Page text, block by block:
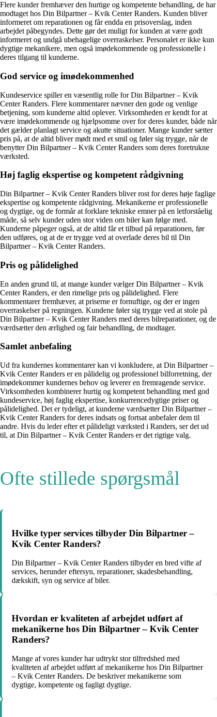
Flere kunder fremhæver den hurtige og kompetente behandling, de har
modtaget hos Din Bilpartner – Kvik Center Randers. Kunden bliver
informeret om reparationen og får endda en prisoverslag, inden
arbejdet påbegyndes. Dette gør det muligt for kunden at være godt
informeret og undgå ubehagelige overraskelser. Personalet er ikke kun
dygtige mekanikere, men også imødekommende og professionelle i
deres tilgang til kunderne.
God service og imødekommenhed
Kundeservice spiller en væsentlig rolle for Din Bilpartner – Kvik
Center Randers. Flere kommentarer nævner den gode og venlige
betjening, som kunderne altid oplever. Virksomheden er kendt for at
være imødekommende og hjælpsomme over for deres kunder, både når
det gælder planlagt service og akutte situationer. Mange kunder sætter
pris på, at de altid bliver mødt med et smil og føler sig trygge, når de
benytter Din Bilpartner – Kvik Center Randers som deres foretrukne
værksted.
Høj faglig ekspertise og kompetent rådgivning
Din Bilpartner – Kvik Center Randers bliver rost for deres høje faglige
ekspertise og kompetente rådgivning. Mekanikerne er professionelle
og dygtige, og de formår at forklare tekniske emner på en letforståelig
måde, så selv kunder uden stor viden om biler kan følge med.
Kunderne påpeger også, at de altid får et tilbud på reparationen, før
den udføres, og at de er trygge ved at overlade deres bil til Din
Bilpartner – Kvik Center Randers.
Pris og pålidelighed
En anden grund til, at mange kunder vælger Din Bilpartner – Kvik
Center Randers, er den rimelige pris og pålidelighed. Flere
kommentarer fremhæver, at priserne er fornuftige, og der er ingen
overraskelser på regningen. Kundene føler sig trygge ved at stole på
Din Bilpartner – Kvik Center Randers med deres bilreparationer, og de
værdsætter den ærlighed og fair behandling, de modtager.
Samlet anbefaling
Ud fra kundernes kommentarer kan vi konkludere, at Din Bilpartner –
Kvik Center Randers er en pålidelig og professionel bilforretning, der
imødekommer kundernes behov og leverer en fremragende service.
Virksomheden kombinerer hurtig og kompetent behandling med god
kundeservice, høj faglig ekspertise, konkurrencedygtige priser og
pålidelighed. Det er tydeligt, at kunderne værdsætter Din Bilpartner –
Kvik Center Randers for deres indsats og fortsat anbefaler dem til
andre. Hvis du leder efter et pålideligt værksted i Randers, ser det ud
til, at Din Bilpartner – Kvik Center Randers er det rigtige valg.
Ofte stillede spørgsmål
Hvilke typer services tilbyder Din Bilpartner –
Kvik Center Randers?
Din Bilpartner – Kvik Center Randers tilbyder en bred vifte af
services, herunder eftersyn, reparationer, skadesbehandling,
dækskift, syn og service af biler.
Hvordan er kvaliteten af arbejdet udført af
mekanikerne hos Din Bilpartner – Kvik Center
Randers?
Mange af vores kunder har udtrykt stor tilfredshed med
kvaliteten af arbejdet udført af mekanikerne hos Din Bilpartner
– Kvik Center Randers. De beskriver mekanikerne som
dygtige, kompetente og fagligt dygtige.